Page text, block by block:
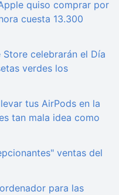
quiso comprar por
cuesta 13.300
celebrarán el Día
verdes los
tus AirPods en la
tan mala idea como
ventas del
para las